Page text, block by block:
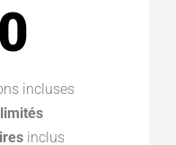
incluses
inclus